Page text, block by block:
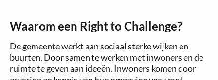
Waarom een Right to Challenge?
De gemeente werkt aan sociaal sterke wijken en
buurten. Door samen te werken met inwoners en de
ruimte te geven aan ideeën. Inwoners komen door